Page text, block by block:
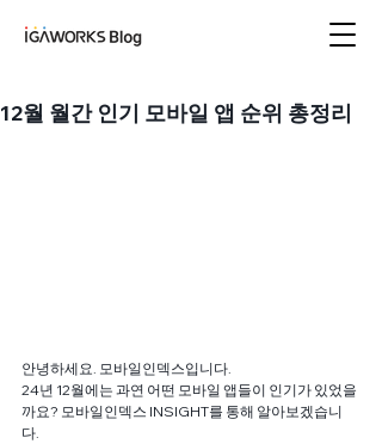
12월 월간 인기 모바일 앱 순위 총정리
안녕하세요. 모바일인덱스입니다.
24년 12월에는 과연 어떤 모바일 앱들이 인기가 있었을
까요? 모바일인덱스 INSIGHT를 통해 알아보겠습니
다.